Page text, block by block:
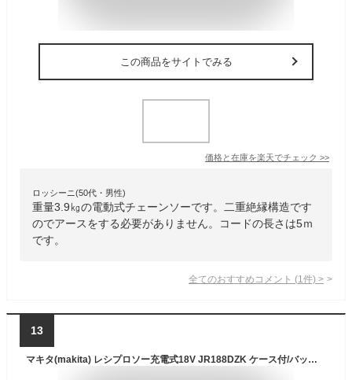
この商品をサイトでみる
価格と在庫を楽天でチェック >>
ロッシーニ(50代・男性)
重量3.9㎏の電動式チェーンソーです。二重絶縁構造です
のでアースをする必要がありません。コードの長さは5ｍ
です。
全てのおすすめコメント (1 件) >
13
マキタ(makita) レシプロソー充電式18V JR188DZK ケース付/バッテリ充電器別売